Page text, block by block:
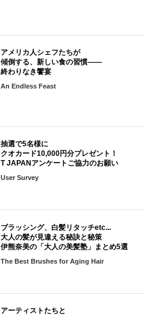
アメリカ人シェフたちが
傾倒する、新しい食の習慣――
終わりなき饗宴
An Endless Feast
抽選で5名様に
クオカード10,000円分プレゼント！
T JAPANアンケートご協力のお願い
User Survey
ブラッシング、白髪リタッチetc...
大人の髪が見違える秘訣と秘策
伊熊奈美の「大人の美髪塾」まとめ5選
The Best Brushes for Aging Hair
アーティストたちと